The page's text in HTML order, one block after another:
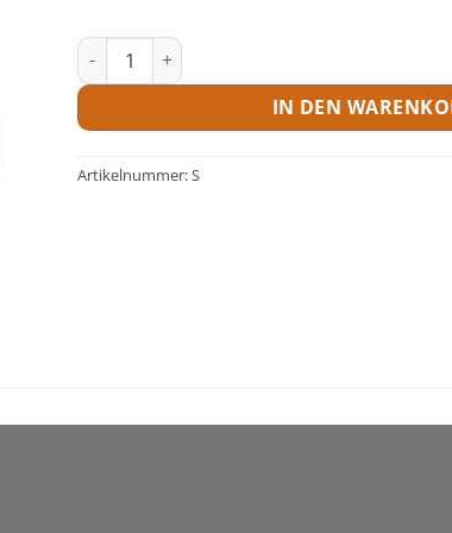
Sackware Zuschlag Menge
IN DEN
Artikelnummer:S